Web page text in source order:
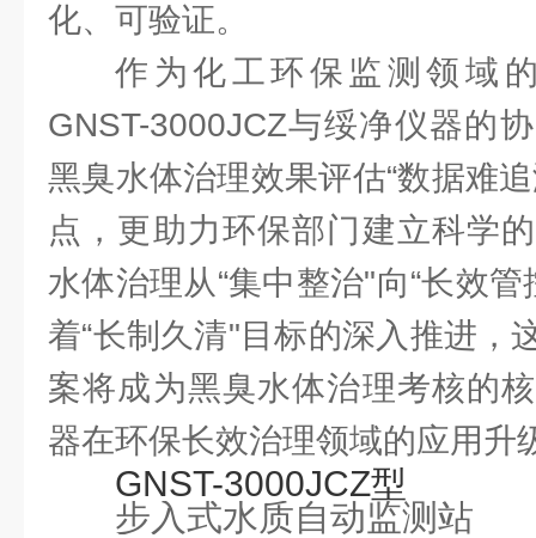
化、可验证。
作为化工环保监测领域
GNST-3000JCZ与绥净仪器的
黑臭水体治理效果评估“数据难
点，更助力环保部门建立科学
水体治理从“集中整治"向“长效
着“长制久清"目标的深入推进，
案将成为黑臭水体治理考核的
器在环保长效治理领域的应用升
GNST-3000JCZ型
步入式水质自动监测站